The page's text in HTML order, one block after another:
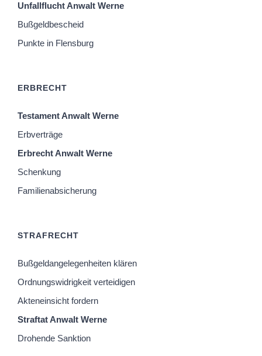
Unfallflucht Anwalt Werne
Bußgeldbescheid
Punkte in Flensburg
ERBRECHT
Testament Anwalt Werne
Erbverträge
Erbrecht Anwalt Werne
Schenkung
Familienabsicherung
STRAFRECHT
Bußgeldangelegenheiten klären
Ordnungswidrigkeit verteidigen
Akteneinsicht fordern
Straftat Anwalt Werne
Drohende Sanktion